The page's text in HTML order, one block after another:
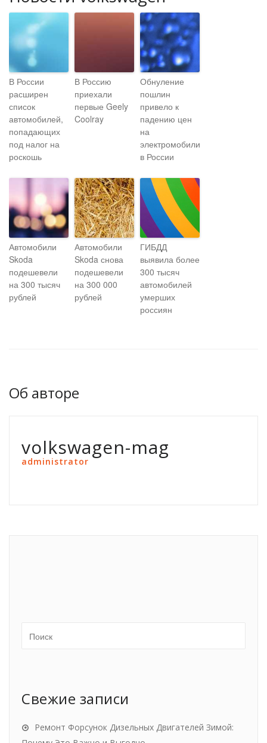
В России
расширен
список
автомобилей,
попадающих
под налог на
роскошь
В Россию
приехали
первые Geely
Coolray
Обнуление
пошлин
привело к
падению цен
на
электромобили
в России
Автомобили
Skoda
подешевели
на 300 тысяч
рублей
Автомобили
Skoda снова
подешевели
на 300 000
рублей
ГИБДД
выявила более
300 тысяч
автомобилей
умерших
россиян
Об авторе
volkswagen-mag
administrator
Свежие записи
Ремонт Форсунок Дизельных Двигателей Зимой: